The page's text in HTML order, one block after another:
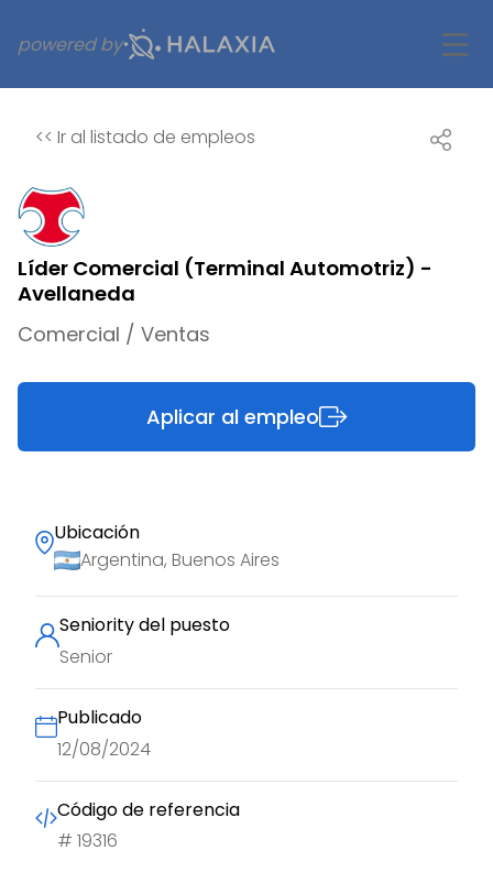
powered by
<< Ir al listado de empleos
Líder Comercial (Terminal Automotriz) -
Avellaneda
Comercial / Ventas
Aplicar al empleo
Ubicación
Argentina, Buenos Aires
Seniority del puesto
Senior
Publicado
12/08/2024
Código de referencia
# 19316